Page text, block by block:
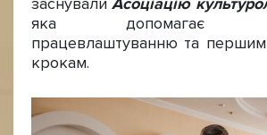
заснувалиАсоціацію
яка допомагає
працевлаштуванню та
крокам.